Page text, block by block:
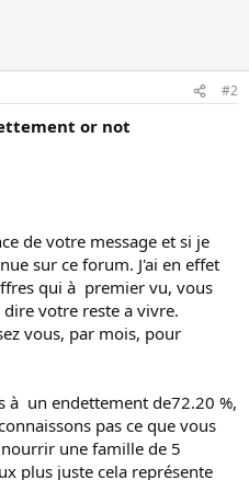
#2
or not
de votre message et si je
sur ce forum. J'ai en effet
qui à premier vu, vous
votre reste a vivre.
vous, par mois, pour
à un endettement de72.20 %,
pas ce que vous
une famille de 5
plus juste cela représente